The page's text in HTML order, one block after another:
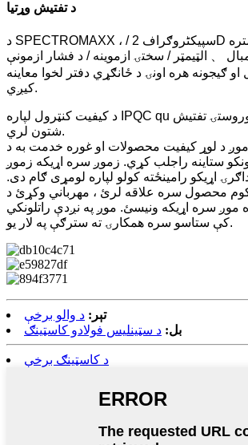
د تفتیش وړتیا
د SPECTROMAXX ، / سپیکٹروګراف 2D ویدیو اندازه / کچې متره
او ګیجونه هره اونۍ د ځانګړي دفتر لخوا معاینه
کیږي.
د کیفیت کنټرول لپاره IPQC qu د لړۍ تفتیش او وروستۍ تفتیش
شتون لري.
د لوړ کیفیت محصولات او غوره خدمت به د
ستاینه راجلب کړي. زموږ سره اړیکه زموږ
اړیکو رامینځته کولو لپاره لومړی ګام دی.
محصول سره علاقه لرئ ، مهرباني وکړئ د
موږ سره اړیکه ونیسئ. موږ په نږدې راتلونکي
کې ستاسو سره همکارۍ ته سترګې په لار یو.
تېر: د والو برخې
بل: د سټینلیس فولادو کاسټینګ
د کاسټینګ برخې